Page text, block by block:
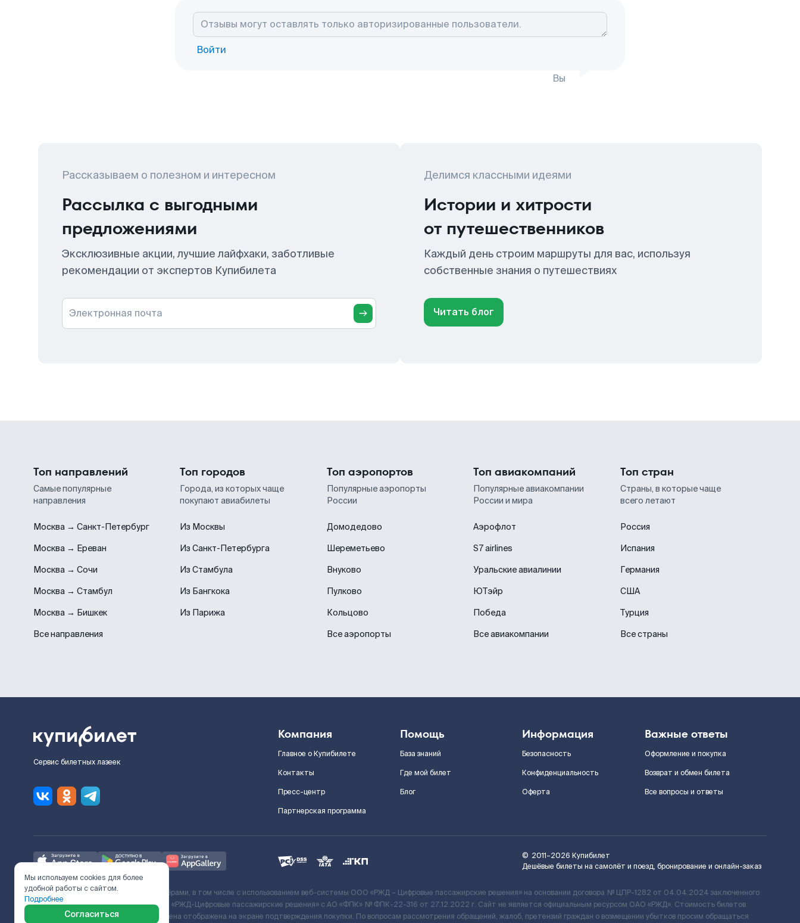
Войти
Вы
Рассказываем о полезном и интересном
Рассылка с выгодными
предложениями
Эксклюзивные акции, лучшие лайфхаки, заботливые
рекомендации от экспертов Купибилета
Электронная почта
Делимся классными идеями
Истории и хитрости
от путешественников
Каждый день строим маршруты для вас, используя
собственные знания о путешествиях
Читать блог
Топ направлений
Самые популярные
направления
Москва → Санкт-Петербург
Москва → Ереван
Москва → Сочи
Москва → Стамбул
Москва → Бишкек
Все направления
Топ городов
Города, из которых чаще
покупают авиабилеты
Из Москвы
Из Санкт-Петербурга
Из Стамбула
Из Бангкока
Из Парижа
Топ аэропортов
Популярные аэропорты
России
Домодедово
Шереметьево
Внуково
Пулково
Кольцово
Все аэропорты
Топ авиакомпаний
Популярные авиакомпании
России и мира
Аэрофлот
S7 airlines
Уральские авиалинии
ЮТэйр
Победа
Все авиакомпании
Топ стран
Страны, в которые чаще
всего летают
Россия
Испания
Германия
США
Турция
Все страны
Сервис билетных лазеек
Компания
Главное о Купибилете
Контакты
Пресс-центр
Партнерская программа
Помощь
База знаний
Где мой билет
Блог
Информация
Безопасность
Конфиденциальность
Оферта
Важные ответы
Оформление и покупка
Возврат и обмен билета
Все вопросы и ответы
© 2011–2026 Купибилет
Дешёвые билеты на самолёт и поезд, бронирование и онлайн-заказ
Ж/Д билеты предоставляются партнёрами, в том числе с использованием веб-системы ООО «РЖД – Цифровые пассажирские решения» на основании договора № ЦПР-1282 от 04.04.2024 заключенного
с Поставщиком услуг и Договора ООО «РЖД-Цифровые пассажирские решения» c АО «ФПК» № ФПК-22-316 от 27.12.2022 г. Сайт не является официальным ресурсом ОАО «РЖД». Стоимость билетов
включает сервисный сбор. Итоговая цена отображена на экране подтверждения покупки. По вопросам рассмотрения обращений, жалоб, претензий граждан о возмещении убытков просим обращаться
Мы используем cookies для более
удобной работы с сайтом.
Подробнее
Согласиться